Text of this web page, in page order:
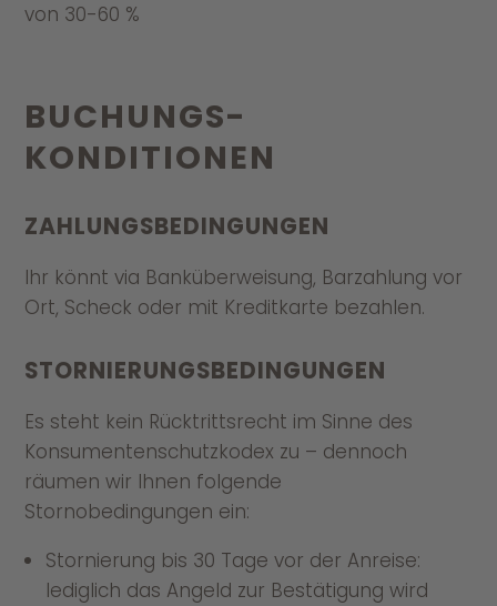
von 30-60 %
BUCHUNGS­
KONDITIONEN
ZAHLUNGS­BEDINGUNGEN
Ihr könnt via Banküberweisung, Barzahlung vor
Ort, Scheck oder mit Kreditkarte bezahlen.
STORNIERUNGSBEDINGUNGEN
Es steht kein Rücktritts­recht im Sinne des
Konsumenten­schutzkodex zu – dennoch
räumen wir Ihnen folgende
Stornobedingungen ein:
Stornierung bis 30 Tage vor der Anreise:
lediglich das Angeld zur Bestätigung wird